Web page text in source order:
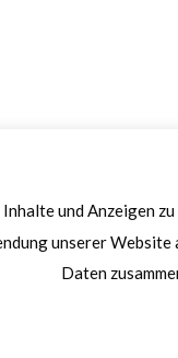
und Anzeigen
unserer
Daten